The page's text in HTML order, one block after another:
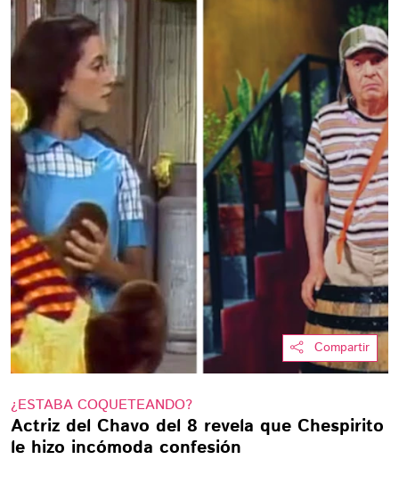
Compartir
¿ESTABA COQUETEANDO?
Actriz del Chavo del 8 revela que Chespirito
le hizo incómoda confesión